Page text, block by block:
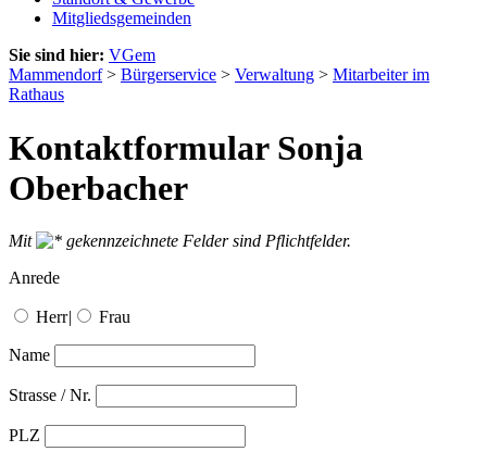
Mitgliedsgemeinden
Sie sind hier: VGem
Mammendorf> Bürgerservice > Verwaltung > Mitarbeiter im
Rathaus
Kontaktformular Sonja
Oberbacher
Mit
gekennzeichnete Felder sind Pflichtfelder.
Anrede
Herr| Frau
Name
Strasse / Nr.
PLZ